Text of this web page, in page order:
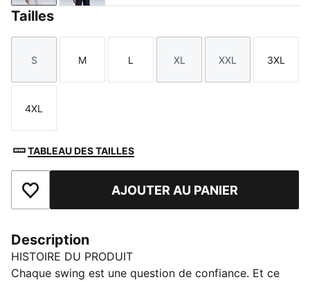
Tailles
Taille
S
Taille
M
Taille
L
Taille
XL
Taille
XXL
Taille
3XL
Taille
4XL
TABLEAU DES TAILLES
Ajouter aux favorisAJOUTER AU PANIER
Description
HISTOIRE DU PRODUIT
Chaque swing est une question de confiance. Et ce